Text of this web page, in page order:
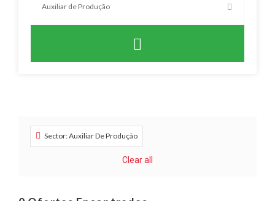
Sector: Auxiliar De Produção
Clear all